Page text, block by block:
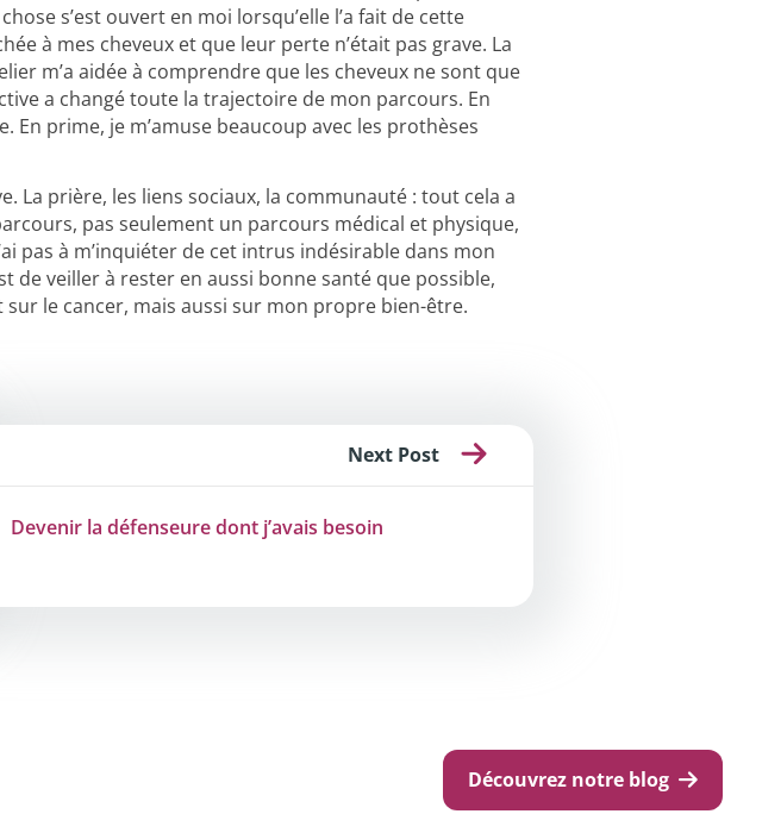
s’est ouvert en moi lorsqu’elle l’a fait de cette
à mes cheveux et que leur perte n’était pas grave. La
m’a aidée à comprendre que les cheveux ne sont que
a changé toute la trajectoire de mon parcours. En
En prime, je m’amuse beaucoup avec les prothèses
La prière, les liens sociaux, la communauté : tout cela a
pas seulement un parcours médical et physique,
pas à m’inquiéter de cet intrus indésirable dans mon
de veiller à rester en aussi bonne santé que possible,
le cancer, mais aussi sur mon propre bien-être.
Next Post
Devenir la défenseure dont j’avais besoin
Découvrez notre blog